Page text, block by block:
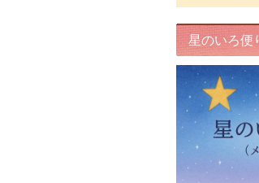
星のいろ便